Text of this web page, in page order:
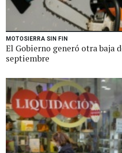
MOTOSIERRA SIN FIN
El Gobierno generó otra baja
septiembre